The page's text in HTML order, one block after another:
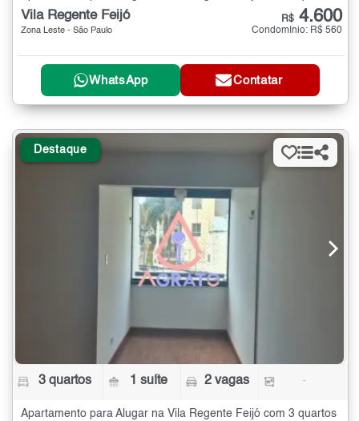
Vila Regente Feijó
Zona Leste - São Paulo
R$ 4.600
Condomínio: R$ 560
WhatsApp Contatar
Destaque
3 quartos 1 suíte 2 vagas -
Apartamento para Alugar na Vila Regente Feijó com 3 quartos